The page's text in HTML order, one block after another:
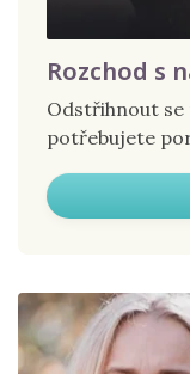
Rozchod s
Odstřihnout se
potřebujete